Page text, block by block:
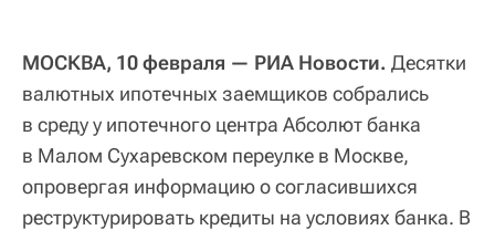
МОСКВА, 10 февраля — РИА Новости. Десятки
валютных ипотечных заемщиков собрались
в среду у ипотечного центра Абсолют банка
в Малом Сухаревском переулке в Москве,
опровергая информацию о согласившихся
реструктурировать кредиты на условиях банка. В